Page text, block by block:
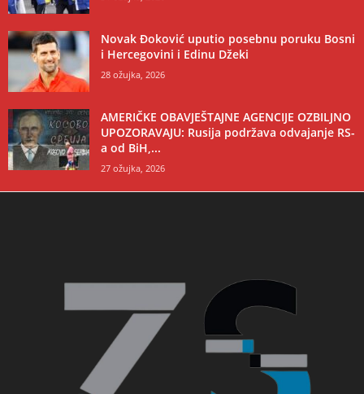
Novak Đoković uputio posebnu poruku Bosni
i Hercegovini i Edinu Džeki
28 ožujka, 2026
AMERIČKE OBAVJEŠTAJNE AGENCIJE OZBILJNO
UPOZORAVAJU: Rusija podržava odvajanje RS-
a od BiH,...
27 ožujka, 2026